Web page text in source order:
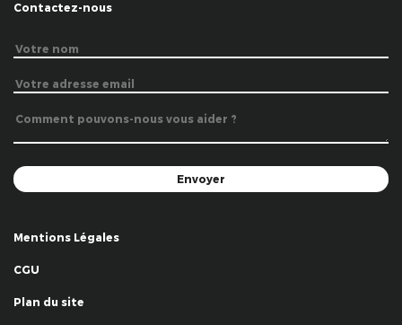
Contactez-nous
Mentions Légales
CGU
Plan du site